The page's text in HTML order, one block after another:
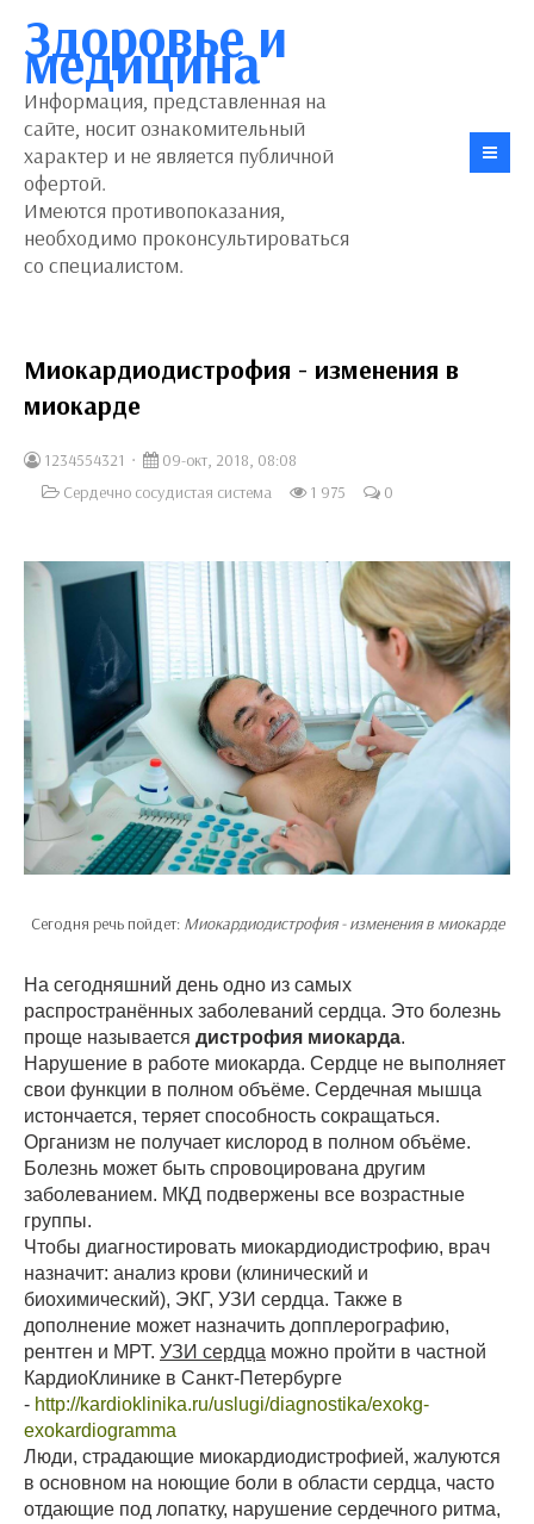
Здоровье и
медицина
Информация, представленная на
сайте, носит ознакомительный
характер и не является публичной
офертой.
Имеются противопоказания,
необходимо проконсультироваться
со специалистом.
Миокардиодистрофия - изменения в
миокарде
1234554321
09-окт, 2018, 08:08
Сердечно сосудистая система
1 975 0
Сегодня речь пойдет: Миокардиодистрофия - изменения в миокарде
На сегодняшний день одно из самых
распространённых заболеваний сердца. Это болезнь
проще называется дистрофия миокарда.
Нарушение в работе миокарда. Сердце не выполняет
свои функции в полном объёме. Сердечная мышца
истончается, теряет способность сокращаться.
Организм не получает кислород в полном объёме.
Болезнь может быть спровоцирована другим
заболеванием. МКД подвержены все возрастные
группы.
Чтобы диагностировать миокардиодистрофию, врач
назначит: анализ крови (клинический и
биохимический), ЭКГ, УЗИ сердца. Также в
дополнение может назначить допплерографию,
рентген и МРТ. УЗИ сердца можно пройти в частной
КардиоКлинике в Санкт-Петербурге
- http://kardioklinika.ru/uslugi/diagnostika/exokg-
exokardiogramma
Люди, страдающие миокардиодистрофией, жалуются
в основном на ноющие боли в области сердца, часто
отдающие под лопатку, нарушение сердечного ритма,